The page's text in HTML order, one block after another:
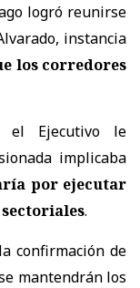
logró reunirse
instancia
los corredores
el Ejecutivo le
implicaba
por ejecutar
.
confirmación de
mantendrán los